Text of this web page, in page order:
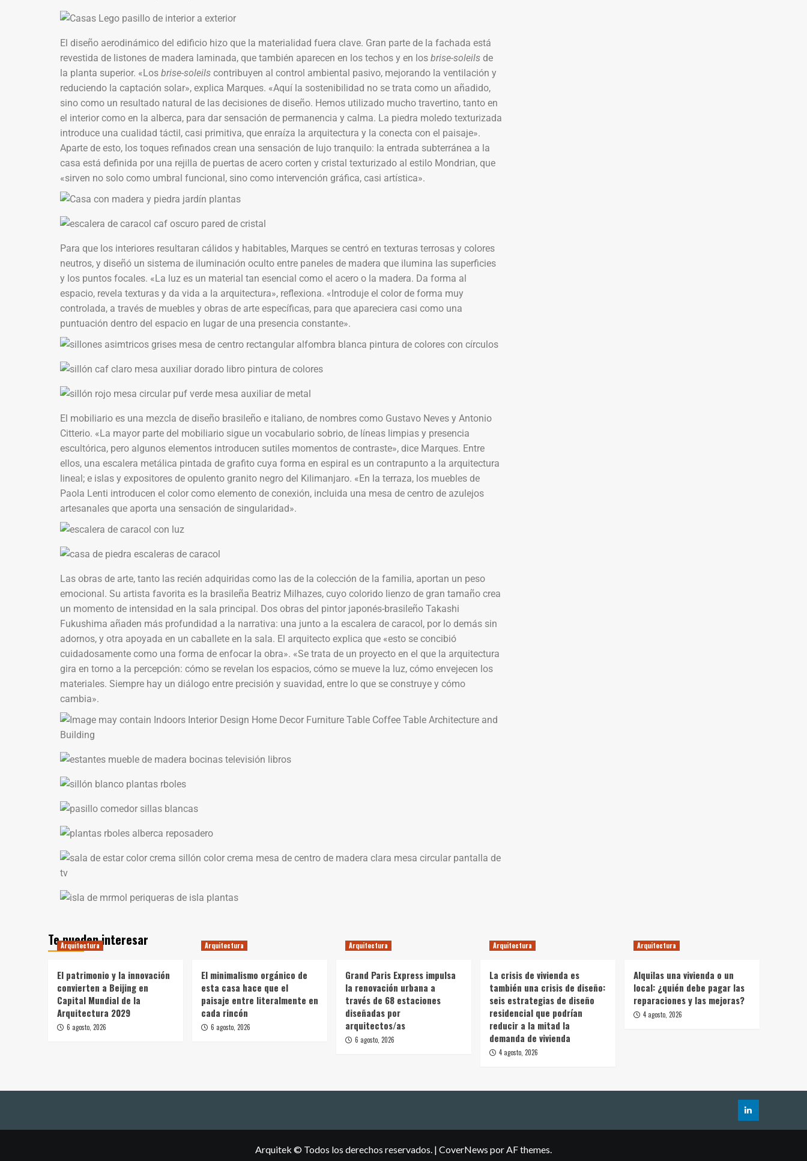
El diseño aerodinámico del edificio hizo que la materialidad fuera clave. Gran parte de la fachada está
revestida de listones de madera laminada, que también aparecen en los techos y en los brise-soleilsde
la planta superior. «Los brise-soleilscontribuyen al control ambiental pasivo, mejorando la ventilación y
reduciendo la captación solar», explica Marques. «Aquí la sostenibilidad no se trata como un añadido,
sino como un resultado natural de las decisiones de diseño. Hemos utilizado mucho travertino, tanto en
el interior como en la alberca, para dar sensación de permanencia y calma. La piedra moledo texturizada
introduce una cualidad táctil, casi primitiva, que enraíza la arquitectura y la conecta con el paisaje».
Aparte de esto, los toques refinados crean una sensación de lujo tranquilo: la entrada subterránea a la
casa está definida por una rejilla de puertas de acero corten y cristal texturizado al estilo Mondrian, que
«sirven no solo como umbral funcional, sino como intervención gráfica, casi artística».
Para que los interiores resultaran cálidos y habitables, Marques se centró en texturas terrosas y colores
neutros, y diseñó un sistema de iluminación oculto entre paneles de madera que ilumina las superficies
y los puntos focales. «La luz es un material tan esencial como el acero o la madera. Da forma al
espacio, revela texturas y da vida a la arquitectura», reflexiona. «Introduje el color de forma muy
controlada, a través de muebles y obras de arte específicas, para que apareciera casi como una
puntuación dentro del espacio en lugar de una presencia constante».
El mobiliario es una mezcla de diseño brasileño e italiano, de nombres como Gustavo Neves y Antonio
Citterio. «La mayor parte del mobiliario sigue un vocabulario sobrio, de líneas limpias y presencia
escultórica, pero algunos elementos introducen sutiles momentos de contraste», dice Marques. Entre
ellos, una escalera metálica pintada de grafito cuya forma en espiral es un contrapunto a la arquitectura
lineal; e islas y expositores de opulento granito negro del Kilimanjaro. «En la terraza, los muebles de
Paola Lenti introducen el color como elemento de conexión, incluida una mesa de centro de azulejos
artesanales que aporta una sensación de singularidad».
Las obras de arte, tanto las recién adquiridas como las de la colección de la familia, aportan un peso
emocional. Su artista favorita es la brasileña Beatriz Milhazes, cuyo colorido lienzo de gran tamaño crea
un momento de intensidad en la sala principal. Dos obras del pintor japonés-brasileño Takashi
Fukushima añaden más profundidad a la narrativa: una junto a la escalera de caracol, por lo demás sin
adornos, y otra apoyada en un caballete en la sala. El arquitecto explica que «esto se concibió
cuidadosamente como una forma de enfocar la obra». «Se trata de un proyecto en el que la arquitectura
gira en torno a la percepción: cómo se revelan los espacios, cómo se mueve la luz, cómo envejecen los
materiales. Siempre hay un diálogo entre precisión y suavidad, entre lo que se construye y cómo
cambia».
Te pueden interesar
Arquitectura
El patrimonio y la innovación
convierten a Beijing en
Capital Mundial de la
Arquitectura 2029
6 agosto, 2026
Arquitectura
El minimalismo orgánico de
esta casa hace que el
paisaje entre literalmente en
cada rincón
6 agosto, 2026
Arquitectura
Grand Paris Express impulsa
la renovación urbana a
través de 68 estaciones
diseñadas por
arquitectos/as
6 agosto, 2026
Arquitectura
La crisis de vivienda es
también una crisis de diseño:
seis estrategias de diseño
residencial que podrían
reducir a la mitad la
demanda de vivienda
4 agosto, 2026
Arquitectura
Alquilas una vivienda o un
local: ¿quién debe pagar las
reparaciones y las mejoras?
4 agosto, 2026
Arquitek © Todos los derechos reservados. | CoverNews por AF themes.